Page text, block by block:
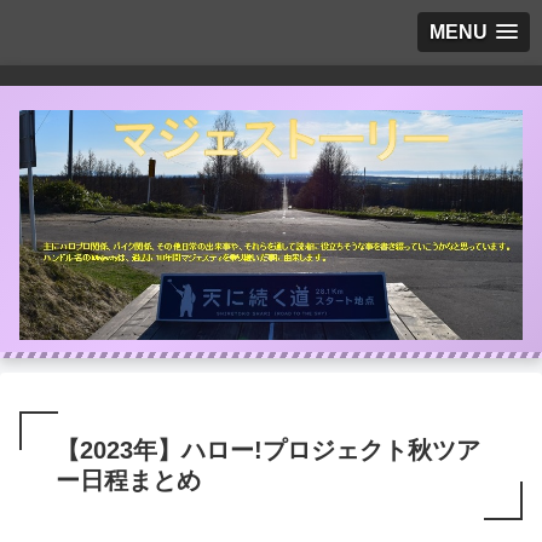
MENU
【2023年】ハロー!プロジェクト秋ツア
ー日程まとめ